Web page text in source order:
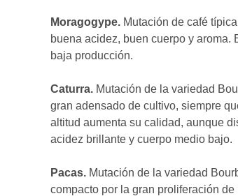
Moragogype. Mutación de café
buena acidez, buen cuerpo y aroma.
baja producción.
Caturra. Mutación de la variedad
gran adensado de cultivo, siempre
altitud aumenta su calidad, aunque
acidez brillante y cuerpo medio bajo.
Pacas. Mutación de la variedad
compacto por la gran proliferación